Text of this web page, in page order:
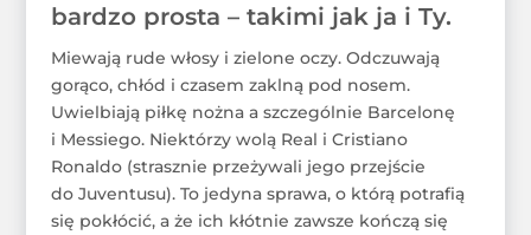
bardzo prosta – takimi jak ja i Ty.
Miewają rude włosy i zielone oczy. Odczuwają
gorąco, chłód i czasem zaklną pod nosem.
Uwielbiają piłkę nożna a szczególnie Barcelonę
i Messiego. Niektórzy wolą Real i Cristiano
Ronaldo (strasznie przeżywali jego przejście
do Juventusu). To jedyna sprawa, o którą potrafią
się pokłócić, a że ich kłótnie zawsze kończą się